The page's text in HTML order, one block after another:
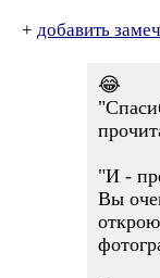
+ добавить
😂
"И -
Вы